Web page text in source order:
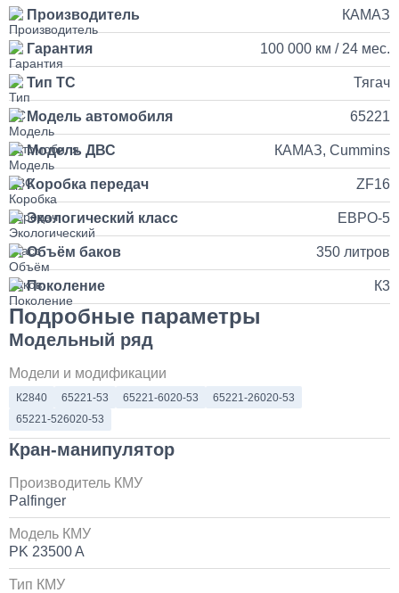
150 000
от 5 до 10 дней
Установка и подключение рации с антенной на КАМАЗ
35 000
1 день
Установка продувочного пистолета в кабину
3 500
1 день
Установка системы контроля положения
самосвального кузова
Производитель КАМАЗ
Гарантия 100 000 км / 24 мес.
Тип ТС Тягач
Модель автомобиля 65221
Модель ДВС КАМАЗ, Cummins
Коробка передач ZF16
Экологический класс ЕВРО-5
Объём баков 350 литров
Поколение К3
Подробные параметры
Модельный ряд
Модели и модификации
К2840 65221-53 65221-6020-53
65221-26020-53
65221-526020-53
Кран-манипулятор
Производитель КМУ
Palfinger
Модель КМУ
PK 23500 A
Тип КМУ